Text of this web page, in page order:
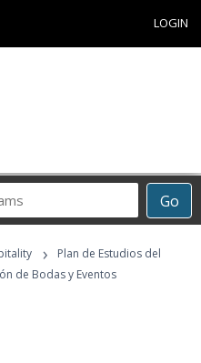
LOGIN
Go
›
Plan de Estudios del
de Bodas y Eventos